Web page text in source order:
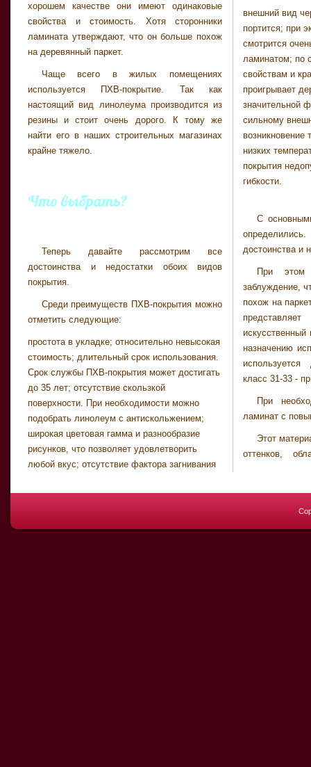
хорошем качестве они имеют одинаковые
свойства и стоимость. Хотя сторонники
ламината утверждают, что он больше похож
на деревянный паркет.
Чаще всего в жилых помещениях
используется ПХВ-покрытие. Так как
настоящий вид линолеума производится из
резины и стоит очень дорого. К тому же
найти его в наших строительных магазинах
крайне тяжело.
Что выбрать?
Теперь давайте рассмотрим все
достоинства и недостатки обоих видов
покрытия.
Среди преимуществ ПХВ-покрытия можно
отметить следующие:
простота в укладке; относительно невысокая
стоимость; длительный срок использования.
Срок службы ПХВ-покрытия может достигать
до 35 лет; отсутствие скользкой
поверхности. При необходимости можно
подобрать линолеум с антискольжением;
широкая цветовая гамма и разнообразие
рисунков, что позволяет удовлетворить
любой вкус; отсутствие фактора загнивания
внешний вид
портится; при
смотрится
ламинатом; по
свойствам и
проигрывает
значительной
сильному
возникновение
низких
покрытия
гибкости.
С
достоинства и
При этом
заблуждение,
похож на
назначению
класс 31-33 -
При
ламинат с
Этот
оттенков,